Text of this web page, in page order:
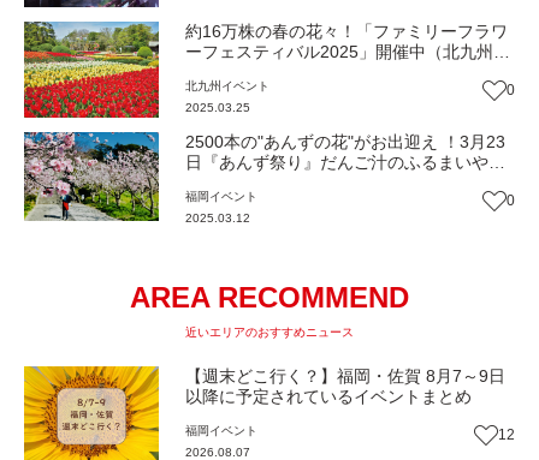
約16万株の春の花々！「ファミリーフラワ
ーフェスティバル2025」開催中（北九州・
北九州 イベント
2025.03.25
0
2500本の"あんずの花"がお出迎え ！3月23
日『あんず祭り』だんご汁のふるまいや地
から延期になりました
福岡 イベント
2025.03.12
0
AREA RECOMMEND
近いエリアのおすすめニュース
【週末どこ行く？】福岡・佐賀 8月7～9日
以降に予定されているイベントまとめ
福岡 イベント
2026.08.07
12